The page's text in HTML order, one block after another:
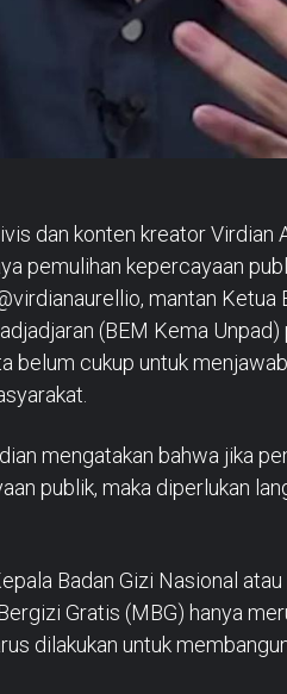
dan konten kreator Virdian
pemulihan kepercayaan
mantan
(BEM Kema
belum cukup untuk
mengatakan bahwa jika
publik, maka diperlukan
Badan Gizi Nasional
Gratis (MBG) hanya
dilakukan untuk